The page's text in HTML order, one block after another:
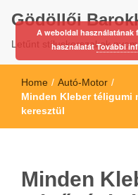
Gödöllői
Letűnt stíluskorszakok
Home / Autó-Motor /
Minden Kleber téligumi
keresztül
Minden
A weboldal használatának
használatátTovábbi